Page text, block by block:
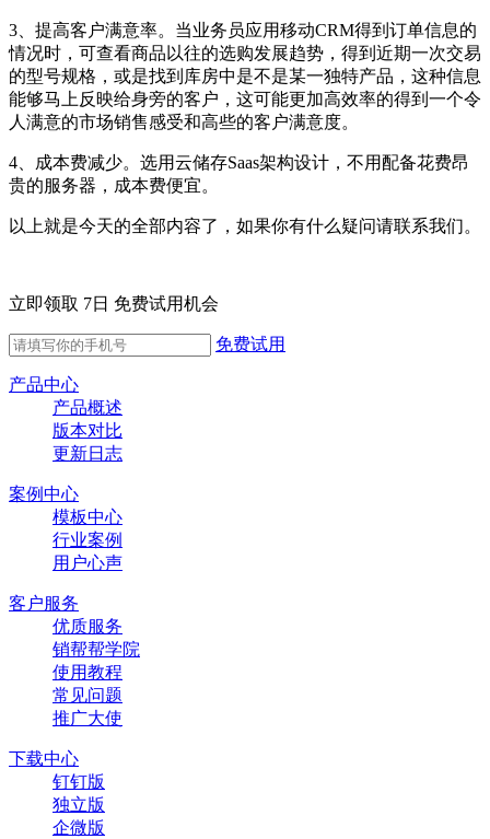
3、提高客户满意率。当业务员应用移动CRM得到订单信息的
情况时，可查看商品以往的选购发展趋势，得到近期一次交易
的型号规格，或是找到库房中是不是某一独特产品，这种信息
能够马上反映给身旁的客户，这可能更加高效率的得到一个令
人满意的市场销售感受和高些的客户满意度。
4、成本费减少。选用云储存Saas架构设计，不用配备花费昂
贵的服务器，成本费便宜。
以上就是今天的全部内容了，如果你有什么疑问请联系我们。
立即领取 7日 免费试用机会
免费试用
产品中心
产品概述
版本对比
更新日志
案例中心
模板中心
行业案例
用户心声
客户服务
优质服务
销帮帮学院
使用教程
常见问题
推广大使
下载中心
钉钉版
独立版
企微版